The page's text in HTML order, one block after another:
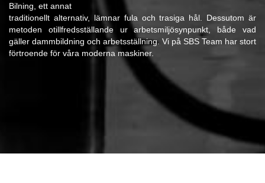
Bilning, ett annat
traditionellt alternativ, lämnar fula och trasiga hål. Dessutom är
metoden otillfredsställande ur arbetsmiljösynpunkt, både vad
gäller dammbildning och arbetsställning. Vi på SBS Team har stort
förtroende för våra moderna maskiner.